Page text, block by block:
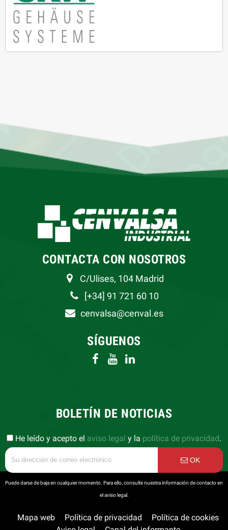
CONTACTA CON NOSOTROS
C/Ulises, 104 Madrid
[+34] 91 721 60 10
cenvalsa@cenval.es
SÍGUENOS
BOLETÍN DE NOTICIAS
He leído y acepto el aviso legal y la política de privacidad.
OK
Puede darse de baja en cualquier momento. Para ello, consulte nuestra información de contacto en
el aviso legal.
Mapa web Política de privacidad
Política de cookies